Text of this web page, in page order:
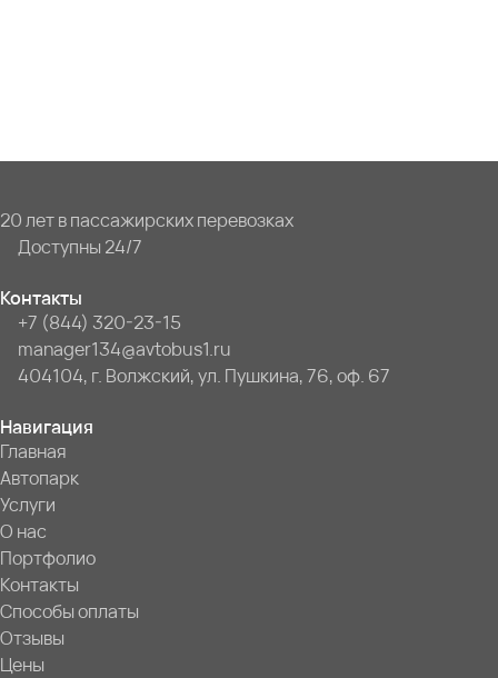
20 лет в пассажирских перевозках
Доступны 24/7
Контакты
+7 (844) 320-23-15
manager134@avtobus1.ru
404104, г. Волжский, ул. Пушкина, 76, оф. 67
Навигация
Главная
Автопарк
Услуги
О нас
Портфолио
Контакты
Способы оплаты
Отзывы
Цены